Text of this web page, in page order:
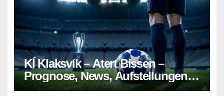
KÍ Klaksvík – Atert Bissen –
Prognose, News, Aufstellungen &
Tipp